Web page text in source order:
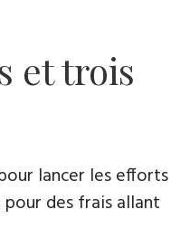
et trois
lancer les efforts
des frais allant